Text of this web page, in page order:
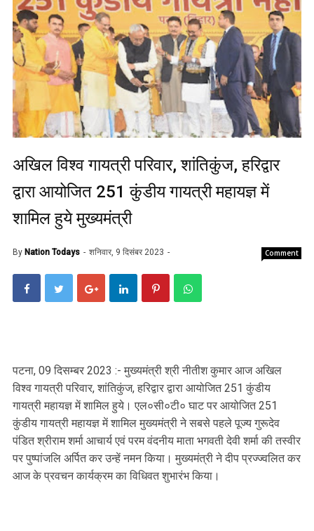
अखिल विश्व गायत्री परिवार, शांतिकुंज, हरिद्वार
द्वारा आयोजित 251 कुंडीय गायत्री महायज्ञ में
शामिल हुये मुख्यमंत्री
By Nation Todays शनिवार, 9 दिसंबर 2023 Comment
पटना, 09 दिसम्बर 2023 :- मुख्यमंत्री श्री नीतीश कुमार आज अखिल
विश्व गायत्री परिवार, शांतिकुंज, हरिद्वार द्वारा आयोजित 251 कुंडीय
गायत्री महायज्ञ में शामिल हुये। एल०सी०टी० घाट पर आयोजित 251
कुंडीय गायत्री महायज्ञ में शामिल मुख्यमंत्री ने सबसे पहले पूज्य गुरूदेव
पंडित श्रीराम शर्मा आचार्य एवं परम वंदनीय माता भगवती देवी शर्मा की तस्वीर
पर पुष्पांजलि अर्पित कर उन्हें नमन किया। मुख्यमंत्री ने दीप प्रज्ज्वलित कर
आज के प्रवचन कार्यक्रम का विधिवत शुभारंभ किया।